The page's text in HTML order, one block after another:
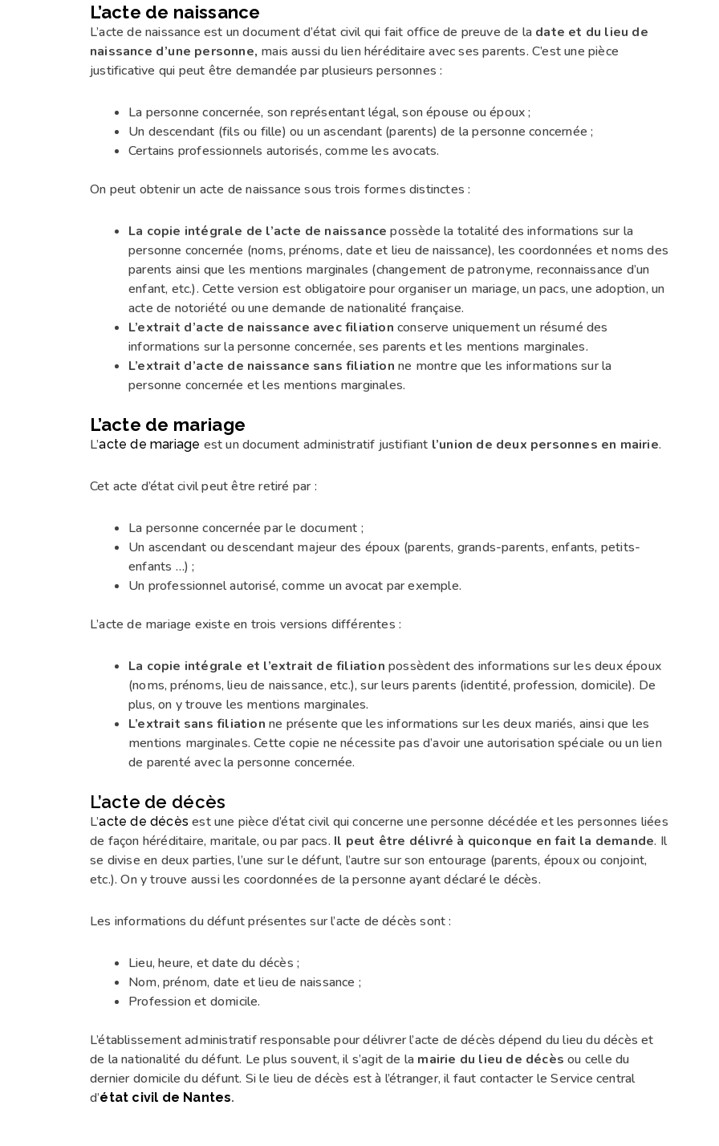
L’acte de naissance
L’acte de naissance est un document d’état civil qui fait office de preuve de la date et du lieu de
naissance d’une personne, mais aussi du lien héréditaire avec ses parents. C’est une pièce
justificative qui peut être demandée par plusieurs personnes :
La personne concernée, son représentant légal, son épouse ou époux ;
Un descendant (fils ou fille) ou un ascendant (parents) de la personne concernée ;
Certains professionnels autorisés, comme les avocats.
On peut obtenir un acte de naissance sous trois formes distinctes :
La copie intégrale de l’acte de naissance possède la totalité des informations sur la
personne concernée (noms, prénoms, date et lieu de naissance), les coordonnées et noms des
parents ainsi que les mentions marginales (changement de patronyme, reconnaissance d’un
enfant, etc.). Cette version est obligatoire pour organiser un mariage, un pacs, une adoption, un
acte de notoriété ou une demande de nationalité française.
L’extrait d’acte de naissance avec filiation conserve uniquement un résumé des
informations sur la personne concernée, ses parents et les mentions marginales.
L’extrait d’acte de naissance sans filiation ne montre que les informations sur la
personne concernée et les mentions marginales.
L’acte de mariage
L’acte de mariage est un document administratif justifiant l’union de deux personnes en mairie.
Cet acte d’état civil peut être retiré par :
La personne concernée par le document ;
Un ascendant ou descendant majeur des époux (parents, grands-parents, enfants, petits-
enfants …) ;
Un professionnel autorisé, comme un avocat par exemple.
L’acte de mariage existe en trois versions différentes :
La copie intégrale et l’extrait de filiation possèdent des informations sur les deux époux
(noms, prénoms, lieu de naissance, etc.), sur leurs parents (identité, profession, domicile). De
plus, on y trouve les mentions marginales.
L’extrait sans filiation ne présente que les informations sur les deux mariés, ainsi que les
mentions marginales. Cette copie ne nécessite pas d’avoir une autorisation spéciale ou un lien
de parenté avec la personne concernée.
L’acte de décès
L’acte de décès est une pièce d’état civil qui concerne une personne décédée et les personnes liées
de façon héréditaire, maritale, ou par pacs. Il peut être délivré à quiconque en fait la demande. Il
se divise en deux parties, l’une sur le défunt, l’autre sur son entourage (parents, époux ou conjoint,
etc.). On y trouve aussi les coordonnées de la personne ayant déclaré le décès.
Les informations du défunt présentes sur l’acte de décès sont :
Lieu, heure, et date du décès ;
Nom, prénom, date et lieu de naissance ;
Profession et domicile.
L’établissement administratif responsable pour délivrer l’acte de décès dépend du lieu du décès et
de la nationalité du défunt. Le plus souvent, il s’agit de la mairie du lieu de décès ou celle du
dernier domicile du défunt. Si le lieu de décès est à l’étranger, il faut contacter le Service central
d’état civil de Nantes.